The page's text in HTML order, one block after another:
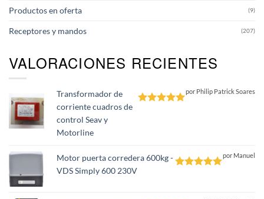
Productos en oferta (9)
Receptores y mandos (207)
VALORACIONES RECIENTES
Transformador de
corriente cuadros de
control Seav y
Motorline
por Philip Patrick Soares
Motor puerta corredera 600kg -
VDS Simply 600 230V
por Manuel